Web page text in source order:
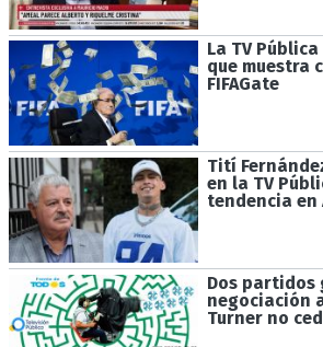
La TV
que muestra
FIFAGate
Tití
en la TV
tendencia
Dos partidos
negociación
Turner no